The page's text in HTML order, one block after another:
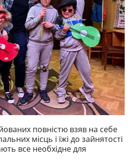
повністю взяв на себе
місць і їжі до зайнятості
все необхідне для